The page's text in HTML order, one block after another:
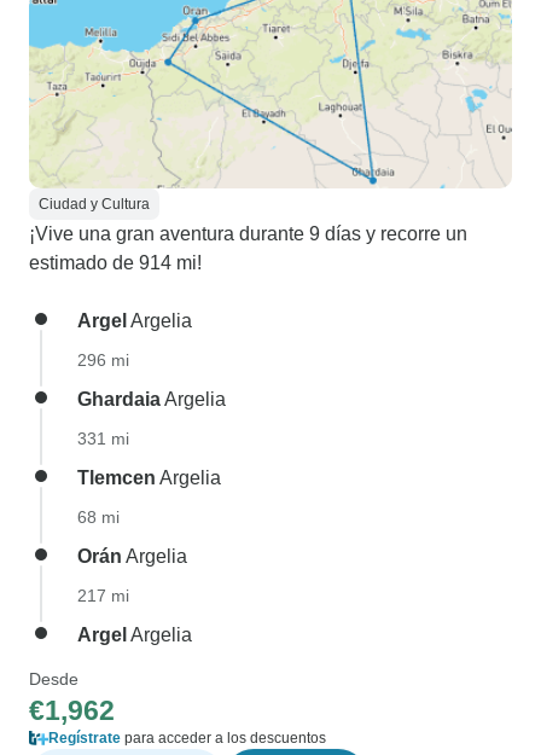
Ciudad y Cultura
¡Vive una gran aventura durante 9 días y recorre un
estimado de 914 mi!
Argel Argelia
296 mi
GhardaiaArgelia
331 mi
Tlemcen Argelia
68 mi
Orán Argelia
217 mi
Argel Argelia
Desde
€1,962
Regístrate para acceder a los descuentos